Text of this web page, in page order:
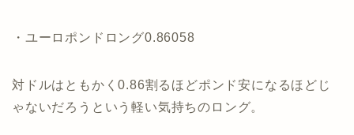
・ユーロポンドロング0.86058
対ドルはともかく0.86割るほどポンド安になるほどじ
ゃないだろうという軽い気持ちのロング。